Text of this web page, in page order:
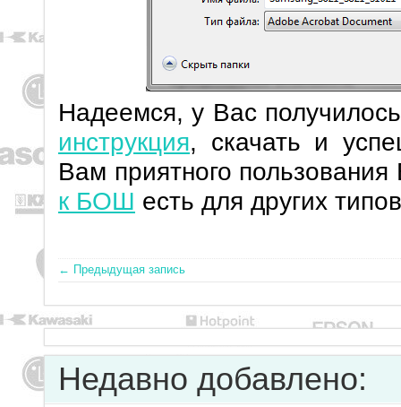
Надеемся, у Вас
инструкция, скачать и
Вам приятного
к БОШ есть для других
← Предыдущая запись
Недавно добавлено: